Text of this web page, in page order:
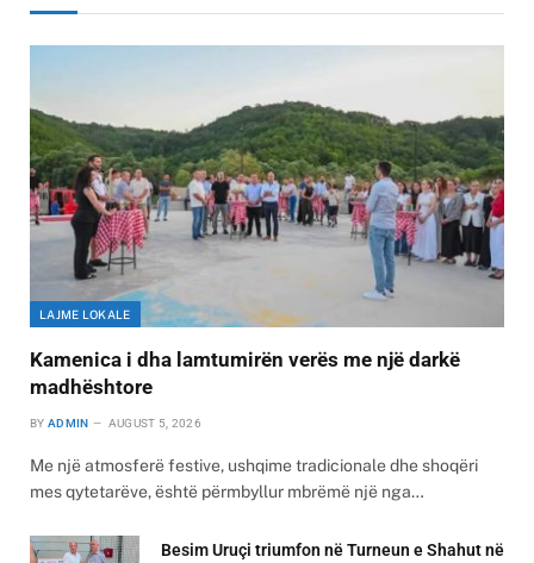
LAJME LOKALE
Kamenica i dha lamtumirën verës me një darkë
madhështore
BY ADMIN AUGUST 5, 2026
Me një atmosferë festive, ushqime tradicionale dhe shoqëri
mes qytetarëve, është përmbyllur mbrëmë një nga…
Besim Uruçi triumfon në Turneun e Shahut në